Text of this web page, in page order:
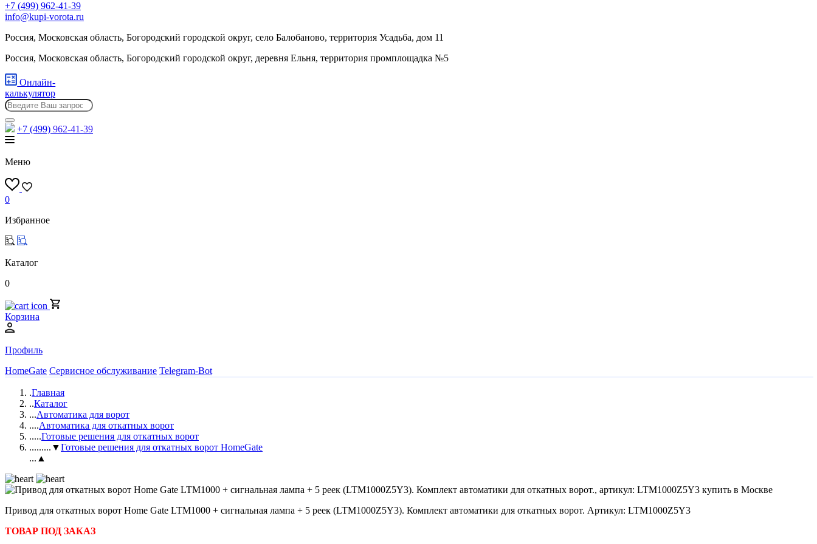
+7 (499) 962-41-39
info@kupi-vorota.ru
Россия, Московская область, Богородский городской округ, село Балобаново, территория Усадьба, дом 11
Россия, Московская область, Богородский городской округ, деревня Ельня, территория промплощадка №5
Онлайн-
калькулятор
+7 (499) 962-41-39
Меню
0
Избранное
Каталог
0
Корзина
Профиль
HomeGate Сервисное обслуживание Telegram-Bot
.Главная
..Каталог
...Автоматика для ворот
....Автоматика для откатных ворот
.....Готовые решения для откатных ворот
.........▼Готовые решения для откатных ворот HomeGate
...▲
Привод для откатных ворот Home Gate LTM1000 + сигнальная лампа + 5 реек (LTM1000Z5Y3). Комплект автоматики для откатных ворот. Артикул: LTM1000Z5Y3
ТОВАР ПОД ЗАКАЗ